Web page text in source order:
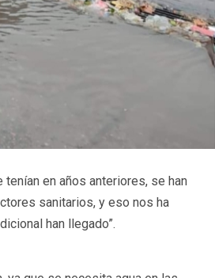
en años anteriores, se han
sanitarios, y eso nos ha
han llegado”.